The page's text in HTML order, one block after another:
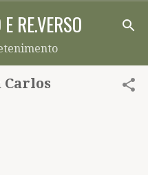
principal
RE.VERSO